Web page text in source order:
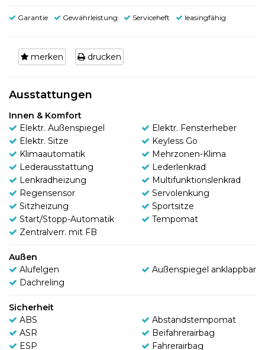
Garantie Gewährleistung Serviceheft leasingfähig
merken drucken
Ausstattungen
Innen & Komfort
Elektr. Außenspiegel
Elektr. Fensterheber
Elektr. Sitze
Keyless Go
Klimaautomatik
Mehrzonen-Klima
Lederausstattung
Lederlenkrad
Lenkradheizung
Multifunktionslenkrad
Regensensor
Servolenkung
Sitzheizung
Sportsitze
Start/Stopp-Automatik
Tempomat
Zentralverr. mit FB
Außen
Alufelgen
Außenspiegel anklappbar
Dachreling
Sicherheit
ABS
Abstandstempomat
ASR
Beifahrerairbag
ESP
Fahrerairbag